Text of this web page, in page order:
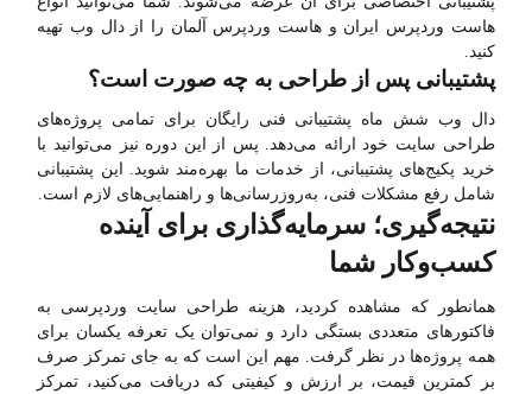
هاست وردپرس ایران و هاست وردپرس آلمان را از دال وب تهیه
کنید.
پشتیبانی پس از طراحی به چه صورت است؟
دال وب شش ماه پشتیبانی فنی رایگان برای تمامی پروژه‌های
طراحی سایت خود ارائه می‌دهد. پس از این دوره نیز می‌توانید با
خرید پکیج‌های پشتیبانی، از خدمات ما بهره‌مند شوید. این پشتیبانی
شامل رفع مشکلات فنی، به‌روزرسانی‌ها و راهنمایی‌های لازم است.
نتیجه‌گیری؛ سرمایه‌گذاری برای آینده
کسب‌وکار شما
همانطور که مشاهده کردید، هزینه طراحی سایت وردپرسی به
فاکتورهای متعددی بستگی دارد و نمی‌توان یک تعرفه یکسان برای
همه پروژه‌ها در نظر گرفت. مهم این است که به جای تمرکز صرف
بر کمترین قیمت، بر ارزش و کیفیتی که دریافت می‌کنید، تمرکز